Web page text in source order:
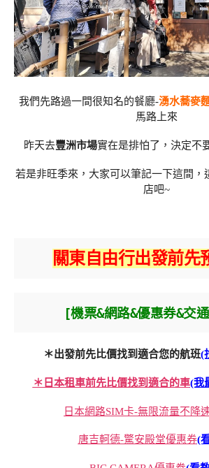
我們先路過一間很知名的餐廳-湧水蕎麥
馬路上來
昨天去豐洲市場實在是排怕了，決定不
若是非旺季來，大家可以筆記一下這間，
店吧~
關東自由行出發前先
[機票&網路&優惠券&交
＊出發前先比價找到適合您的航班(
＊日本租車前先比價找到適合的車(我
日本網路SIM卡-無限流量不降
唐吉軻德-驚安殿堂優惠券(